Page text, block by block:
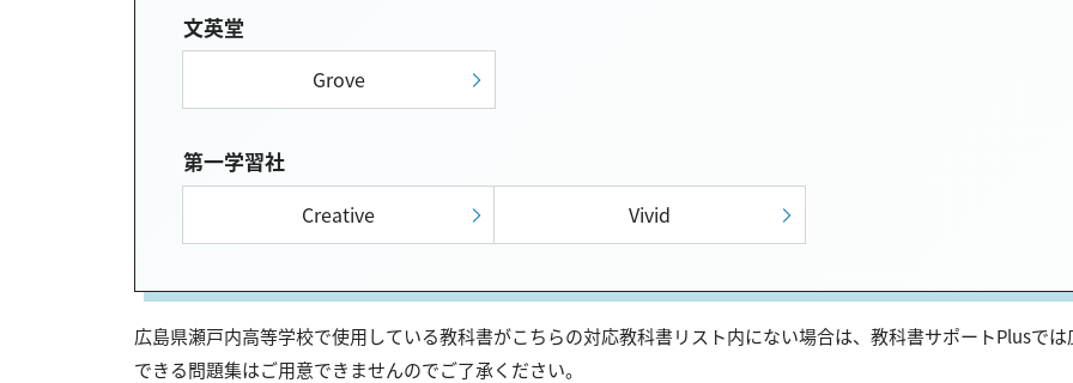
文英堂
Grove
第一学習社
Creative Vivid
広島県瀬戸内高等学校で使用している教科書がこちらの対応教科書リスト内にない場合は、教科書サポートPlusで
できる問題集はご用意できませんのでご了承ください。